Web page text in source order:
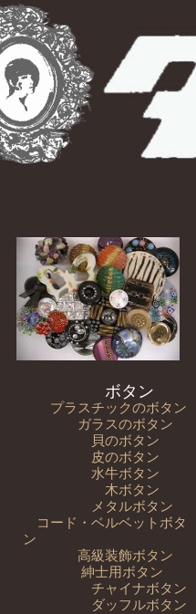
ボタン
プラスチックのボタン
ガラスのボタン
貝のボタン
皮のボタン
水牛ボタン
木ボタン
メタルボタン
コード・ベルベットボタ
ン
高級装飾ボタン
紳士用ボタン
チャイナボタン
ダッフルボタン